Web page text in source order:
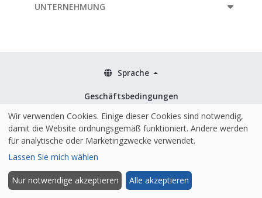
UNTERNEHMUNG
Geschäftsbedingungen
Richtlinien
Sicherheit & ISO 27001
Sprache
Gehostet und mit ❤️ in der EU gemacht © 2026 Alle Rechte vorbehalten
Wir verwenden Cookies. Einige dieser Cookies sind notwendig,
damit die Website ordnungsgemäß funktioniert. Andere werden
für analytische oder Marketingzwecke verwendet.
Lassen Sie mich wählen
Nur notwendige akzeptieren Alle akzeptieren